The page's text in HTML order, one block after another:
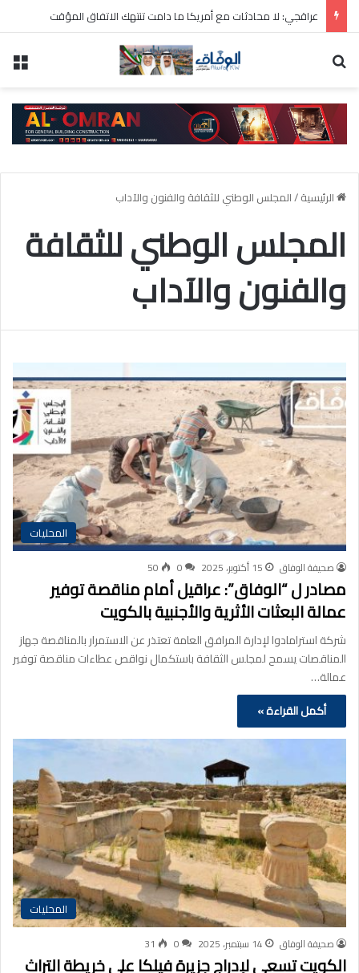
الرئيسية/المجلس الوطني للثقافة والفنون والآداب
المجلس الوطني للثقافة
والفنون والآداب
المحليات
صحيفة الوفاق 15 أكتوبر، 2025 0
50
مصادر ل “الوفاق”: عراقيل أمام مناقصة توفير
عمالة البعثات الأثرية والأجنبية بالكويت
شركة استرامادوا لإدارة المرافق العامة تعتذر عن الاستمرار بالمناقصة جهاز
المناقصات يسمح لمجلس الثقافة باستكمال نواقص عطاءات مناقصة توفير
عمالة…
أكمل القراءة »
المحليات
صحيفة الوفاق 14 سبتمبر، 2025 0
31
الكويت تسعى لإدراج جزيرة فيلكا على خريطة التراث